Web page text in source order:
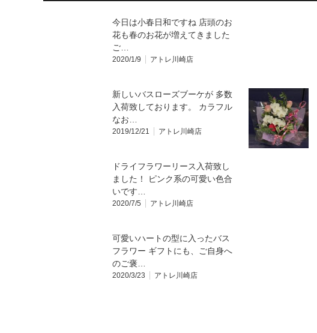
今日は小春日和ですね️ 店頭のお
花も春のお花が増えてきました
ご…
2020/1/9 アトレ川崎店
新しいバスローズブーケが 多数
入荷致しております。 カラフル
なお…
2019/12/21 アトレ川崎店
ドライフラワーリース入荷致し
ました！ ピンク系の可愛い色合
いです…
2020/7/5 アトレ川崎店
可愛いハートの型に入ったバス
フラワー ギフトにも、ご自身へ
のご褒…
2020/3/23 アトレ川崎店